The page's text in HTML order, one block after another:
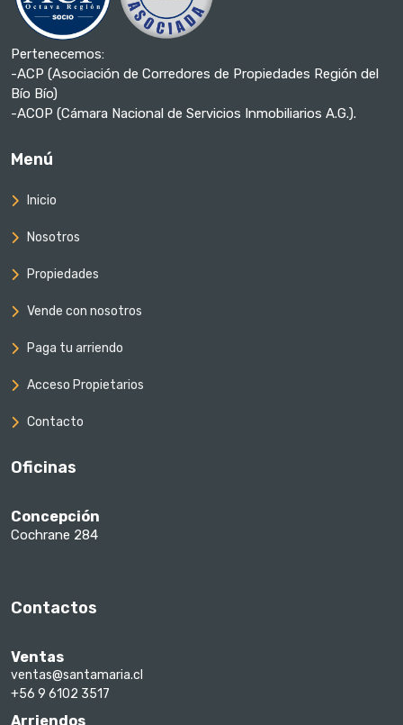
Pertenecemos:
-ACP (Asociación de Corredores de Propiedades Región del
Bío Bío)
-ACOP (Cámara Nacional de Servicios Inmobiliarios A.G.).
Menú
Inicio
Nosotros
Propiedades
Vende con nosotros
Paga tu arriendo
Acceso Propietarios
Contacto
Oficinas
Concepción
Cochrane 284
Contactos
Ventas
ventas@santamaria.cl
+56 9 6102 3517
Arriendos